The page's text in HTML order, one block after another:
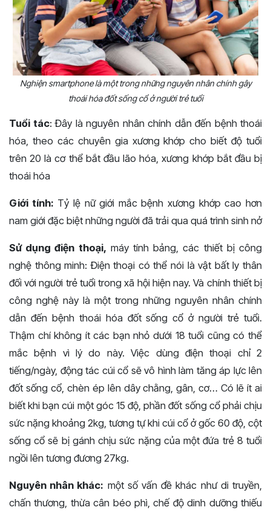
Nghiện smartphone là một trong những nguyên nhân chính gây
thoái hóa đốt sống cổ ở người trẻ tuổi
Tuổi tác: Đây là nguyên nhân chính dẫn đến bệnh thoái
hóa, theo các chuyên gia xương khớp cho biết độ tuổi
trên 20 là cơ thể bắt đầu lão hóa, xương khớp bắt đầu bị
thoái hóa
Giới tính: Tỷ lệ nữ giới mắc bệnh xương khớp cao hơn
nam giới đặc biệt những người đã trải qua quá trình sinh nở
Sử dụng điện thoại, máy tính bảng, các thiết bị công
nghệ thông minh: Điện thoại có thể nói là vật bất ly thân
đối với người trẻ tuổi trong xã hội hiện nay. Và chính thiết bị
công nghệ này là một trong những nguyên nhân chính
dẫn đến bệnh thoái hóa đốt sống cổ ở người trẻ tuổi.
Thậm chí không ít các bạn nhỏ dưới 18 tuổi cũng có thể
mắc bệnh vì lý do này. Việc dùng điện thoại chỉ 2
tiếng/ngày, động tác cúi cổ sẽ vô hình làm tăng áp lực lên
đốt sống cổ, chèn ép lên dây chằng, gân, cơ… Có lẽ ít ai
biết khi bạn cúi một góc 15 độ, phần đốt sống cổ phải chịu
sức nặng khoảng 2kg, tương tự khi cúi cổ ở gốc 60 độ, cột
sống cổ sẽ bị gánh chịu sức nặng của một đứa trẻ 8 tuổi
ngồi lên tương đương 27kg.
Nguyên nhân khác: một số vấn đề khác như di truyền,
chấn thương, thừa cân béo phì, chế độ dinh dưỡng thiếu